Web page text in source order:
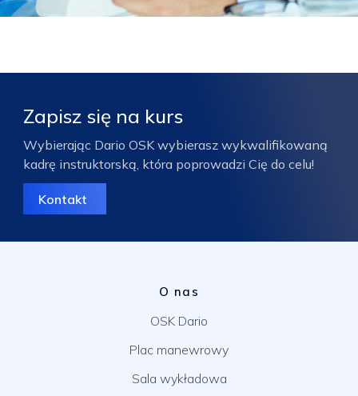
Zapisz się na kurs
Wybierając Dario OSK wybierasz wykwalifikowaną
kadrę instruktorską, która poprowadzi Cię do celu!
Kontakt
O nas
OSK Dario
Plac manewrowy
Sala wykładowa